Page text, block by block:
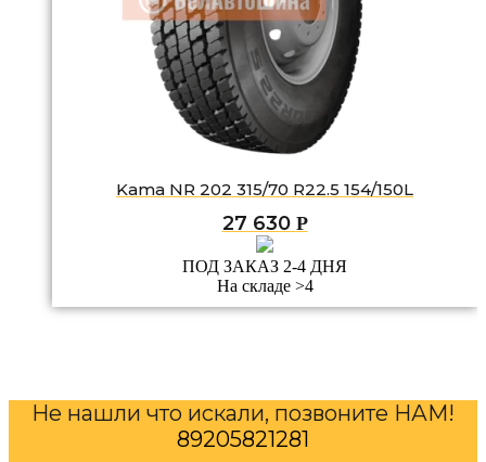
Kama NR 202 315/70 R22.5 154/150L
27 630 Р
ПОД ЗАКАЗ 2-4 ДНЯ
На складе >4
Не нашли что искали, позвоните НАМ!
89205821281